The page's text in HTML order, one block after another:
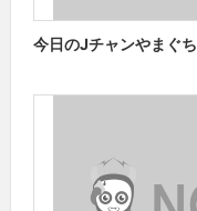
今日のJチャンやまぐち